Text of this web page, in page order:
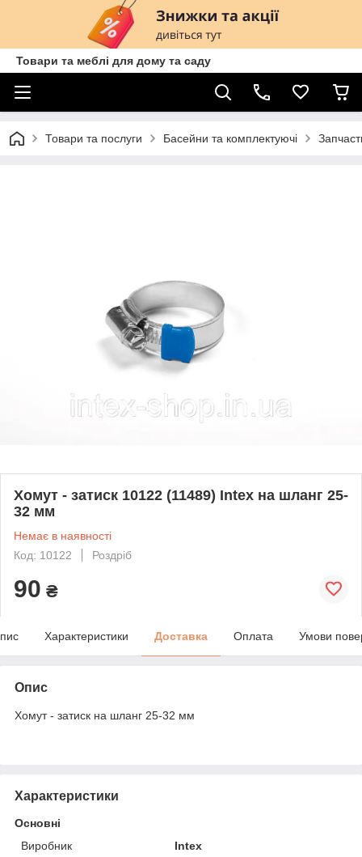
Товари та меблі для дому та саду
Товари та послуги Басейни та комплектуючі
Хомут - затиск 10122 (11489) Intex на шланг 25-
32 мм
Немає в наявності
Код: 10122
Роздріб
90 ₴
Характеристики Доставка Оплата Умови
Опис
Хомут - затиск на шланг 25-32 мм
Характеристики
Основні
Виробник
Intex